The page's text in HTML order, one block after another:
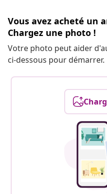
Vous avez acheté un
Chargez une photo !
Votre photo peut aider
ci-dessous pour démarrer.